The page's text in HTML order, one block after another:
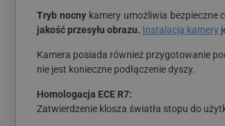
Tryb nocnykamery umożliwia bezpieczne
jakość przesyłu obrazu. Instalacja kamery
Kamera posiada również przygotowanie
nie jest konieczne podłączenie dyszy.
Homologacja ECE R7:
Zatwierdzenie klosza światła stopu do